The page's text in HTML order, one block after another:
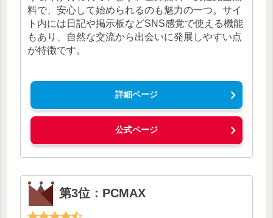
料で、安心して始められるのも魅力の一つ。サイ
ト内には日記や掲示板などSNS感覚で使える機能
もあり、自然な交流から出会いに発展しやすい点
が特徴です。
詳細ページ
公式ページ
第3位：PCMAX